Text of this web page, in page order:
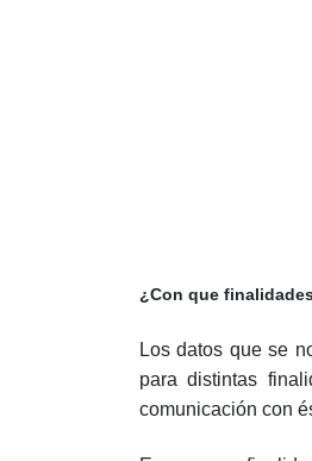
¿Con que
Los datos que se
para distintas
comunicación con